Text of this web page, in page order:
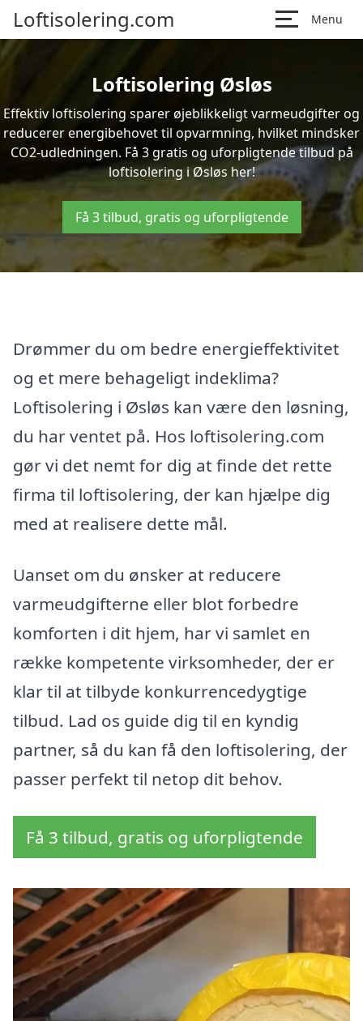
Loftisolering.com Menu
Loftisolering Øsløs
Effektiv loftisolering sparer øjeblikkeligt varmeudgifter og
reducerer energibehovet til opvarmning, hvilket mindsker
CO2-udledningen. Få 3 gratis og uforpligtende tilbud på
loftisolering i Øsløs her!
Få 3 tilbud, gratis og uforpligtende
Drømmer du om bedre energieffektivitet
og et mere behageligt indeklima?
Loftisolering i Øsløs kan være den løsning,
du har ventet på. Hos loftisolering.com
gør vi det nemt for dig at finde det rette
firma til loftisolering, der kan hjælpe dig
med at realisere dette mål.
Uanset om du ønsker at reducere
varmeudgifterne eller blot forbedre
komforten i dit hjem, har vi samlet en
række kompetente virksomheder, der er
klar til at tilbyde konkurrencedygtige
tilbud. Lad os guide dig til en kyndig
partner, så du kan få den loftisolering, der
passer perfekt til netop dit behov.
Få 3 tilbud, gratis og uforpligtende